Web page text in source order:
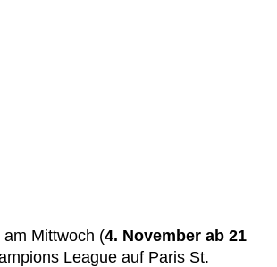
Mittwoch (4. November ab 21
League auf Paris St.